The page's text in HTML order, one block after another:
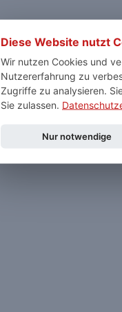
Diese Website nutzt
Wir nutzen Cookies und
Nutzererfahrung zu
Zugriffe zu analysieren.
Sie zulassen.
Nur notwendige